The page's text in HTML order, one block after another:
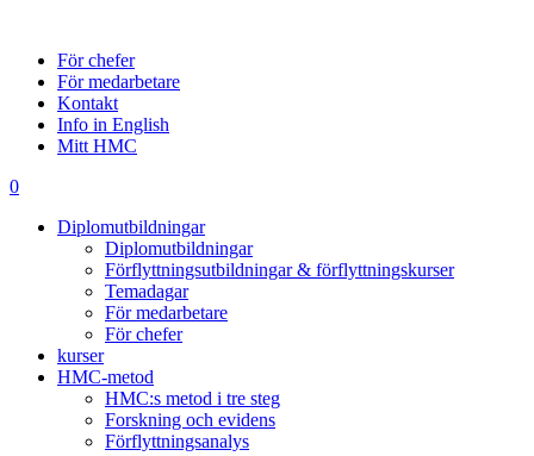
För chefer
För medarbetare
Kontakt
Info in English
Mitt HMC
0
Diplomutbildningar
Diplomutbildningar
Förflyttningsutbildningar & förflyttningskurser
Temadagar
För medarbetare
För chefer
kurser
HMC-metod
HMC:s metod i tre steg
Forskning och evidens
Förflyttningsanalys